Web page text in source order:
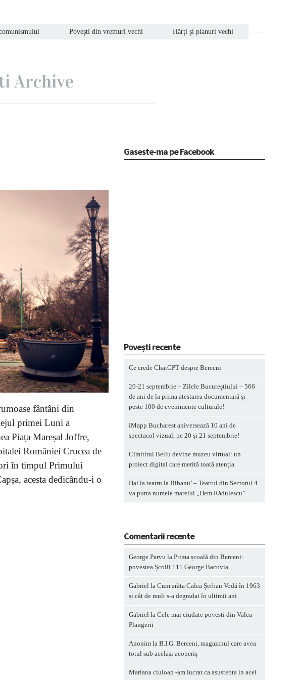
Povești din vremuri vechi Hărți și planuri vechi
Archive
fântâni din
primei Luni a
Piața Mareșal Joffre,
României Crucea de
în timpul Primului
acesta dedicându-i o
Gaseste-ma pe Facebook
Povești recente
Ce crede ChatGPT despre Berceni
20-21 septembrie – Zilele Bucureștiului – 566
de ani de la prima atestarea documentară și
peste 100 de evenimente culturale!
iMapp Bucharest aniversează 10 ani de
spectacol vizual, pe 20 și 21 septembrie!
Cimitirul Bellu devine muzeu virtual: un
proiect digital care merită toată atenția
Hai la teatru la Bibanu’ – Teatrul din Sectorul 4
va purta numele marelui „Dem Rădulescu”
Comentarii recente
George Parvu la Prima școală din Berceni:
povestea Școlii 111 George Bacovia
Gabriel la Cum arăta Calea Șerban Vodă în 1963
și cât de mult s-a degradat în ultimii ani
Gabriel la Cele mai ciudate povesti din Valea
Plangerii
Anonim la B.I.G. Berceni, magazinul care avea
totul sub același acoperiș
Mariana ciuloan -am lucrat ca asustebta in acel